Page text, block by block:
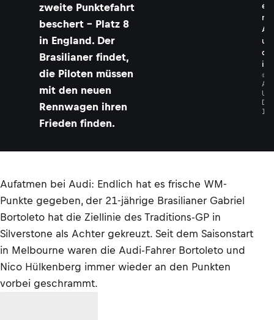
zweite Punktefahrt
beschert – Platz 8
in England. Der
Brasilianer findet,
die Piloten müssen
mit den neuen
Rennwagen ihren
Frieden finden.
e
m
A
u
d
i
©
A
U
D
I
Aufatmen bei Audi: Endlich hat es frische WM-
Punkte gegeben, der 21-jährige Brasilianer Gabriel
Bortoleto hat die Ziellinie des Traditions-GP in
Silverstone als Achter gekreuzt. Seit dem Saisonstart
in Melbourne waren die Audi-Fahrer Bortoleto und
Nico Hülkenberg immer wieder an den Punkten
vorbei geschrammt.